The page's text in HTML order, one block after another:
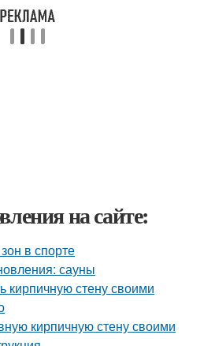
на сайте:
в спорте
сауны
стену своими
кирпичную стену своими